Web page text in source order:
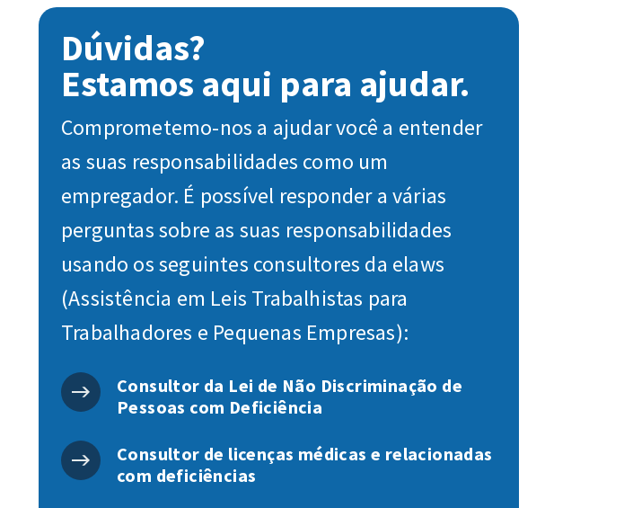
Dúvidas?
Estamos aqui para ajudar.
Comprometemo-nos a ajudar você a entender
as suas responsabilidades como um
empregador. É possível responder a várias
perguntas sobre as suas responsabilidades
usando os seguintes consultores da elaws
(Assistência em Leis Trabalhistas para
Trabalhadores e Pequenas Empresas):
Consultor da Lei de Não Discriminação de
Pessoas com Deficiência
Consultor de licenças médicas e relacionadas
com deficiências